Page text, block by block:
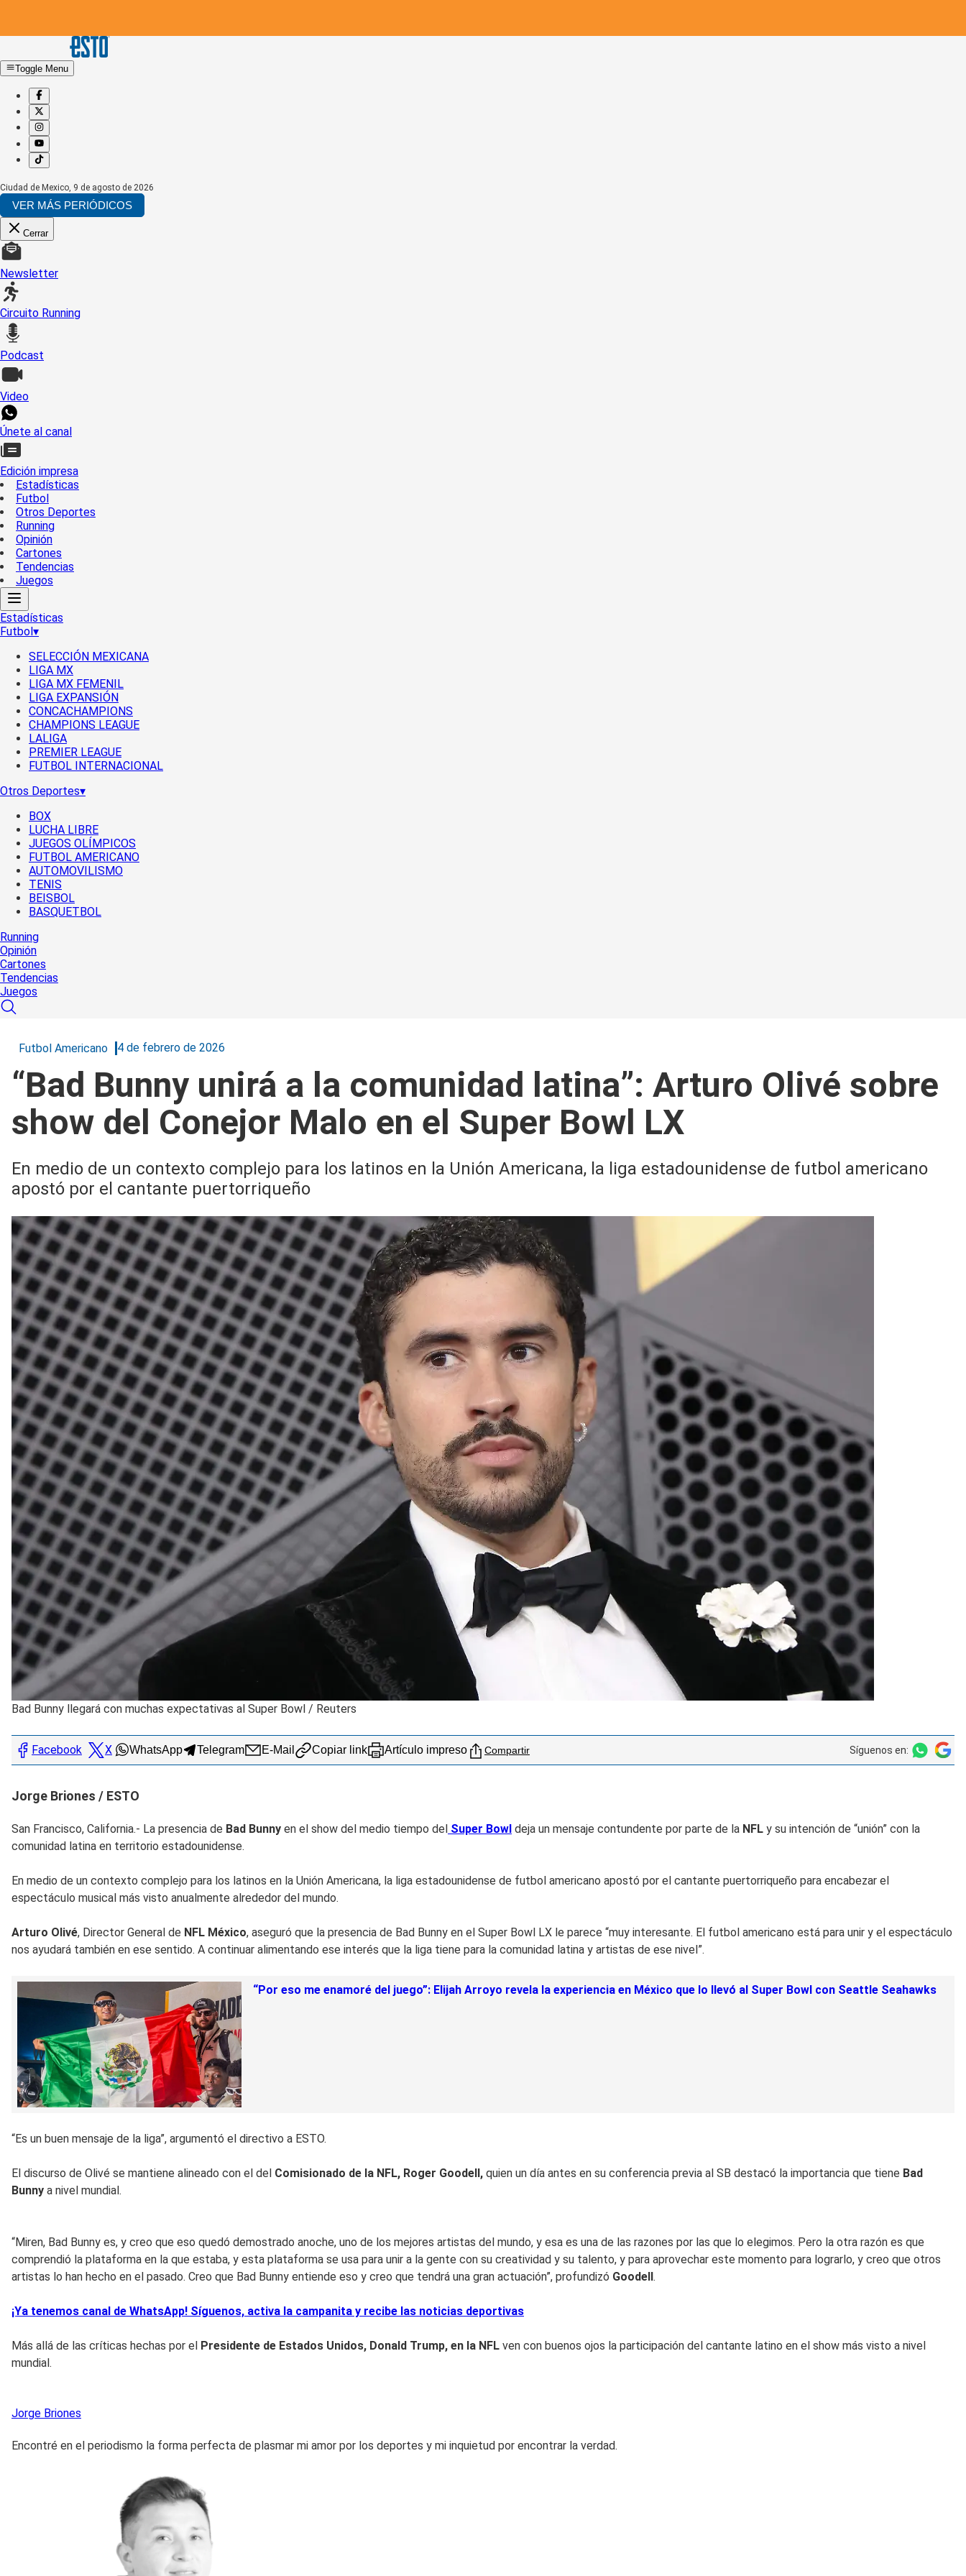
Toggle Menu
Ciudad de Mexico, 9 de agosto de 2026
VER MÁS PERIÓDICOS
Cerrar
Newsletter
Circuito Running
Podcast
Video
Únete al canal
Edición impresa
Estadísticas
Futbol
Otros Deportes
Running
Opinión
Cartones
Tendencias
Juegos
Estadísticas
Futbol▾
SELECCIÓN MEXICANA
LIGA MX
LIGA MX FEMENIL
LIGA EXPANSIÓN
CONCACHAMPIONS
CHAMPIONS LEAGUE
LALIGA
PREMIER LEAGUE
FUTBOL INTERNACIONAL
Otros Deportes▾
BOX
LUCHA LIBRE
JUEGOS OLÍMPICOS
FUTBOL AMERICANO
AUTOMOVILISMO
TENIS
BEISBOL
BASQUETBOL
Running
Opinión
Cartones
Tendencias
Juegos
Futbol Americano 4 de febrero de 2026
“Bad Bunny unirá a la comunidad latina”: Arturo Olivé sobre
show del Conejor Malo en el Super Bowl LX
En medio de un contexto complejo para los latinos en la Unión Americana, la liga estadounidense de futbol americano
apostó por el cantante puertorriqueño
Bad Bunny llegará con muchas expectativas al Super Bowl / Reuters
Facebook X WhatsApp Telegram E-Mail Copiar link Artículo impreso Compartir Síguenos en:
Jorge Briones / ESTO
San Francisco, California.- La presencia de Bad Bunny en el show del medio tiempo del Super Bowl deja un mensaje contundente por parte de la NFL y su intención de “unión” con la
comunidad latina en territorio estadounidense.
En medio de un contexto complejo para los latinos en la Unión Americana, la liga estadounidense de futbol americano apostó por el cantante puertorriqueño para encabezar el
espectáculo musical más visto anualmente alrededor del mundo.
Arturo Olivé, Director General de NFL México, aseguró que la presencia de Bad Bunny en el Super Bowl LX le parece “muy interesante. El futbol americano está para unir y el espectáculo
nos ayudará también en ese sentido. A continuar alimentando ese interés que la liga tiene para la comunidad latina y artistas de ese nivel”.
“Por eso me enamoré del juego”: Elijah Arroyo revela la experiencia en México que lo llevó al Super Bowl con Seattle Seahawks
“Es un buen mensaje de la liga”, argumentó el directivo a ESTO.
El discurso de Olivé se mantiene alineado con el del Comisionado de la NFL, Roger Goodell, quien un día antes en su conferencia previa al SB destacó la importancia que tiene Bad
Bunny a nivel mundial.
“Miren, Bad Bunny es, y creo que eso quedó demostrado anoche, uno de los mejores artistas del mundo, y esa es una de las razones por las que lo elegimos. Pero la otra razón es que
comprendió la plataforma en la que estaba, y esta plataforma se usa para unir a la gente con su creatividad y su talento, y para aprovechar este momento para lograrlo, y creo que otros
artistas lo han hecho en el pasado. Creo que Bad Bunny entiende eso y creo que tendrá una gran actuación”, profundizó Goodell .
¡Ya tenemos canal de WhatsApp! Síguenos, activa la campanita y recibe las noticias deportivas
Más allá de las críticas hechas por el Presidente de Estados Unidos, Donald Trump, en la NFL ven con buenos ojos la participación del cantante latino en el show más visto a nivel
mundial.
Jorge Briones
Encontré en el periodismo la forma perfecta de plasmar mi amor por los deportes y mi inquietud por encontrar la verdad.